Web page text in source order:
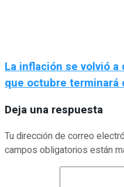
La inflación se volvió
que octubre
Deja una respuesta
Tu dirección de correo
campos obligatorios están